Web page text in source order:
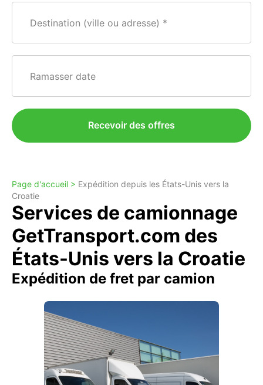
Destination (ville ou adresse)
Ramasser date
Recevoir des offres
Page d'accueil > Expédition depuis les États-Unis vers la
Croatie
Services de camionnage
GetTransport.com des
États-Unis vers la Croatie
Expédition de fret par camion